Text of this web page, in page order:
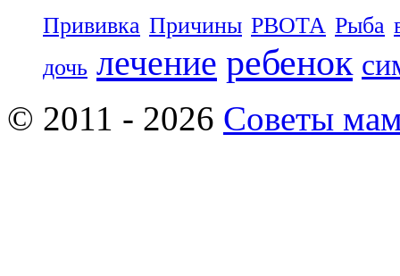
Прививка Причины РВОТА Рыба
дочь лечение ребенок
© 2011 - 2026 Советы